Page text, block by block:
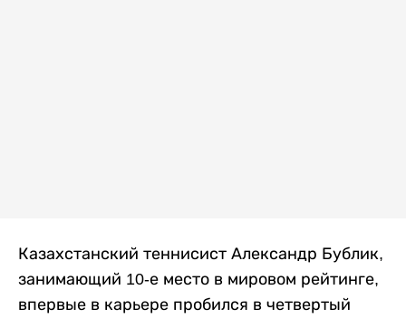
Казахстанский теннисист Александр Бублик,
занимающий 10-е место в мировом рейтинге,
впервые в карьере пробился в четвертый